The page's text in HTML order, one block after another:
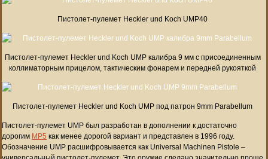
Пистолет-пулемет Heckler und Koch UMP40
Пистолет-пулемет Heckler und Koch UMP калибра 9 мм с присоединенным
коллиматорным прицелом, тактическим фонарем и передней рукояткой
Пистолет-пулемет Heckler und Koch UMP под патрон 9mm Parabellum
Пистолет-пулемет UMP был разработан в дополнении к достаточно
дорогим MP5 как менее дорогой вариант и представлен в 1996 году.
Обозначение UMP расшифровывается как Universal Machinen Pistole –